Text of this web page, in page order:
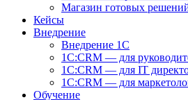
Магазин готовых
Кейсы
Внедрение
Внедрение 1C
1С:CRM — для
1С:CRM — для IT
1С:CRM — для
Обучение